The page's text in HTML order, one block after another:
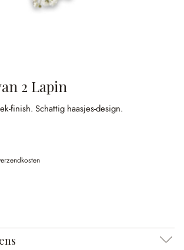
2 Lapin
finish. Schattig haasjes-design.